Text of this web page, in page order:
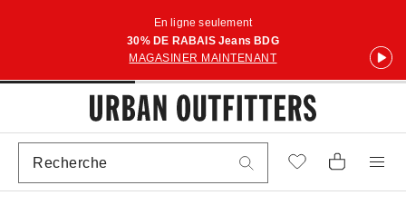
En ligne seulement
30% DE RABAIS Jeans BDG
MAGASINER MAINTENANT